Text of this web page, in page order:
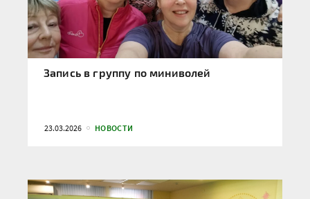
Запись в группу по миниволей
23.03.2026 НОВОСТИ